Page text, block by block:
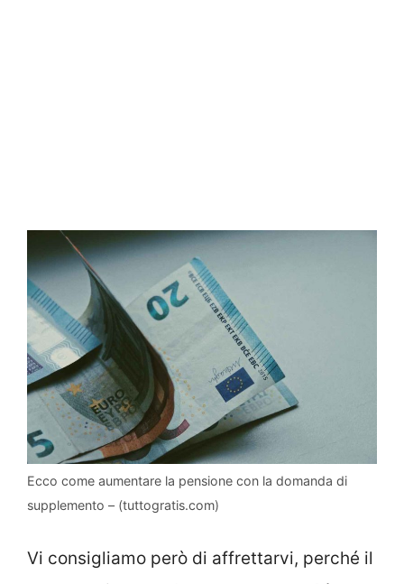
Ecco come aumentare la pensione con la domanda di
supplemento – (tuttogratis.com)
Vi consigliamo però di affrettarvi, perché il